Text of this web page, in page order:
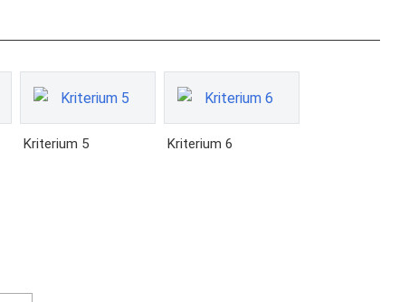
Kriterium 5 Kriterium 6